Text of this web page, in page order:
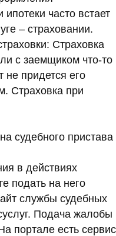
ипотеки часто встает
– страховании.
Страховка
с заемщиком что-то
не придется его
Страховка при
судебного пристава
в действиях
подать на него
службы судебных
Подача жалобы
портале есть сервис